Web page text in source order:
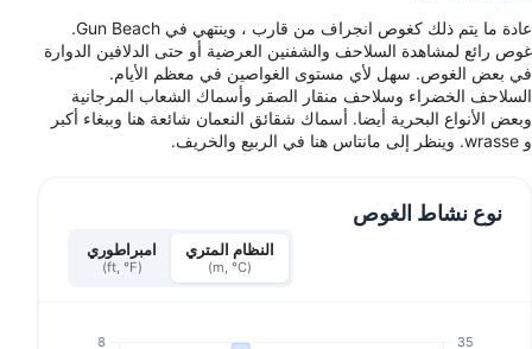
عادة ما يتم ذلك كغوص انجراف من قارب ، وينتهي في Gun Beach.
غوص رائع لمشاهدة السلاحف والشفنين العرضية أو حتى الدلافين الدوارة
في بعض الغوص. سهل لأي مستوى الغواصين في معظم الأيام.
السلاحف الخضراء وسلاحف منقار الصقر وأسماك الشعاب المرجانية
وبعض الأنواع البحرية أيضا. أسماك شقائق النعمان شائعة هنا وببغاء أكبر
و wrasse. وينظر إلى مانتاس هنا في الربيع والخريف.
نوع نشاط الغوص
النظام المتري
(m, °C)
امبراطوري
(ft, °F)